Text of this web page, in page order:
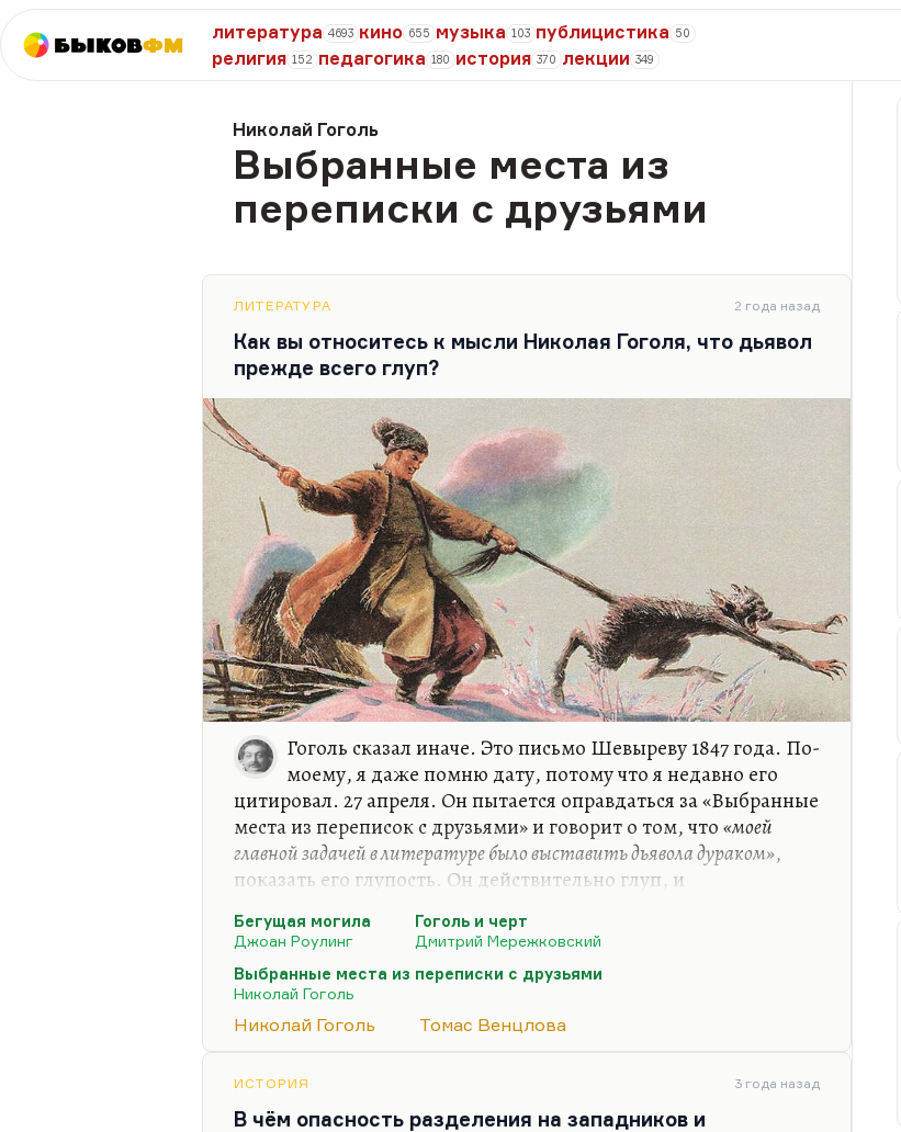
БыковФМ
литература 4693 кино 655 музыка 103 публицистика 50
религия 152 педагогика 180 история 370 лекции 349
Николай Гоголь
Выбранные места из
переписки с друзьями
ЛИТЕРАТУРА 2 года назад
Как вы относитесь к мысли Николая Гоголя, что дьявол
прежде всего глуп?
Гоголь сказал иначе. Это письмо Шевыреву 1847 года. По-
моему, я даже помню дату, потому что я недавно его
цитировал. 27 апреля. Он пытается оправдаться за «Выбранные
места из переписок с друзьями» и говорит о том, что«моей
главной задачей в литературе было выставить дьявола дураком»,
показать его глупость. Он действительно глуп, и
статья, это большая работа) разобрал эту формулу подробно. У
дьявола не демоническое лицо. Дьявол постоянно
приписывает себе люциферианство, иронию Мефистофеля,
бога, он приживальщик. Это прекрасная мысль, я ее часто
Бегущая могила
Джоан Роулинг
Гоголь и черт
Дмитрий Мережковский
Выбранные места из переписки с друзьями
Николай Гоголь
Николай Гоголь Томас Венцлова
ИСТОРИЯ 3 года назад
В чём опасность разделения на западников и